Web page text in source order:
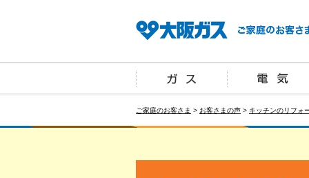
ご家庭のお客さま > お客さまの声 > キッチンのリフォ